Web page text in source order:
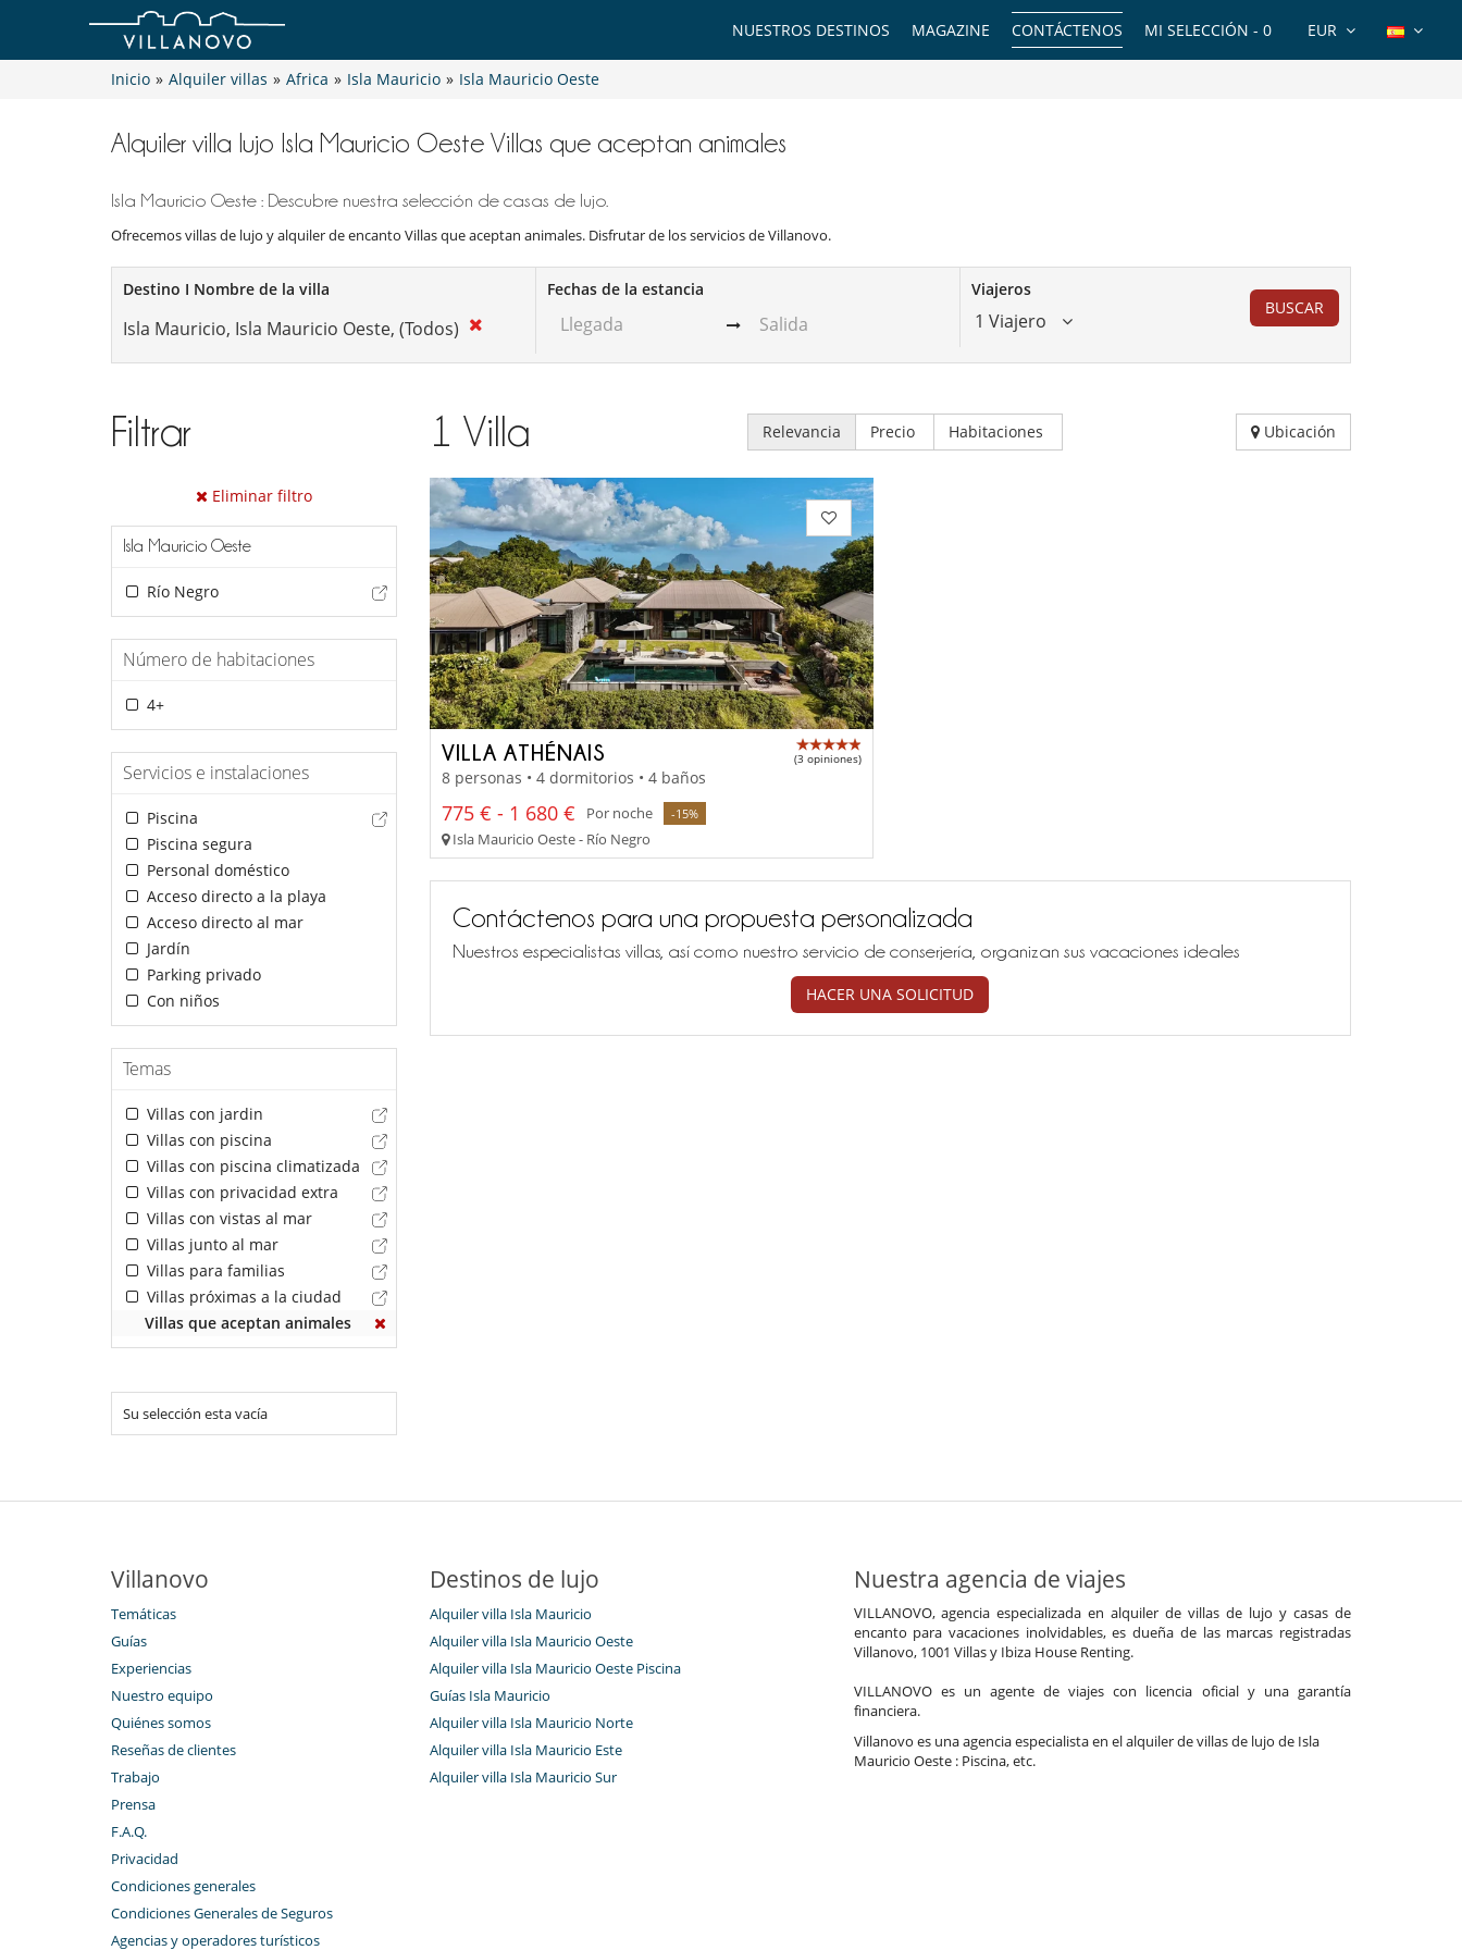
EUR
MI SELECCIÓN - 0
CONTÁCTENOS
MAGAZINE
NUESTROS DESTINOS
Inicio » Alquiler villas » Africa » Isla Mauricio » Isla Mauricio Oeste
Alquiler villa lujo Isla Mauricio Oeste Villas que aceptan animales
Isla Mauricio Oeste : Descubre nuestra selección de casas de lujo.
Ofrecemos villas de lujo y alquiler de encanto Villas que aceptan animales. Disfrutar de los servicios de Villanovo.
Destino I Nombre de la villa Fechas de la estancia Viajeros
1 Viajero
BUSCAR
Filtrar
Eliminar filtro
Isla Mauricio Oeste
Río Negro
Número de habitaciones
4+
Servicios e instalaciones
Piscina
Piscina segura
Personal doméstico
Acceso directo a la playa
Acceso directo al mar
Jardín
Parking privado
Con niños
Temas
Villas con jardin
Villas con piscina
Villas con piscina climatizada
Villas con privacidad extra
Villas con vistas al mar
Villas junto al mar
Villas para familias
Villas próximas a la ciudad
Villas que aceptan animales
Su selección esta vacía
1 Villa Relevancia Precio Habitaciones Ubicación
VILLA ATHÉNAIS (3 opiniones)
8 personas • 4 dormitorios • 4 baños
775 € - 1 680 € Por noche -15%
Isla Mauricio Oeste - Río Negro
Contáctenos para una propuesta personalizada
Nuestros especialistas villas, así como nuestro servicio de conserjería, organizan sus vacaciones ideales
HACER UNA SOLICITUD
Villanovo
Temáticas
Guías
Experiencias
Nuestro equipo
Quiénes somos
Reseñas de clientes
Trabajo
Prensa
F.A.Q.
Privacidad
Condiciones generales
Condiciones Generales de Seguros
Agencias y operadores turísticos
Destinos de lujo
Alquiler villa Isla Mauricio
Alquiler villa Isla Mauricio Oeste
Alquiler villa Isla Mauricio Oeste Piscina
Guías Isla Mauricio
Alquiler villa Isla Mauricio Norte
Alquiler villa Isla Mauricio Este
Alquiler villa Isla Mauricio Sur
Nuestra agencia de viajes
VILLANOVO, agencia especializada en alquiler de villas de lujo y casas de
encanto para vacaciones inolvidables, es dueña de las marcas registradas
Villanovo, 1001 Villas y Ibiza House Renting.
VILLANOVO es un agente de viajes con licencia oficial y una garantía
financiera.
Villanovo es una agencia especialista en el alquiler de villas de lujo de Isla
Mauricio Oeste : Piscina, etc.